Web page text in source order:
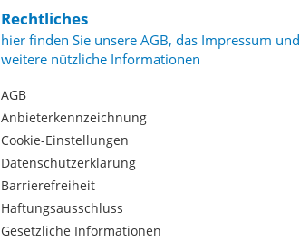
Rechtliches
hier finden Sie unsere AGB, das Impressum und
weitere nützliche Informationen
AGB
Anbieterkennzeichnung
Cookie-Einstellungen
Datenschutzerklärung
Barrierefreiheit
Haftungsausschluss
Gesetzliche Informationen